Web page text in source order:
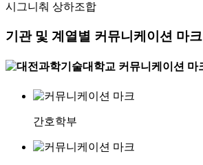
시그니춰 상하조합
기관 및 계열별 커뮤니케이션 마크
간호학부